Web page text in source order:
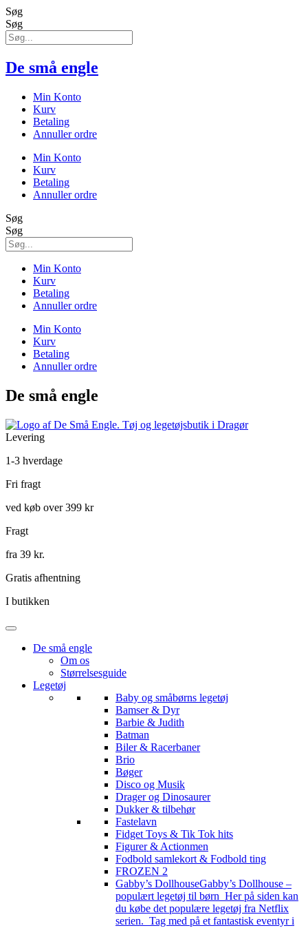
Søg
Søg
De små engle
Min Konto
Kurv
Betaling
Annuller ordre
Min Konto
Kurv
Betaling
Annuller ordre
Søg
Søg
Min Konto
Kurv
Betaling
Annuller ordre
Min Konto
Kurv
Betaling
Annuller ordre
De små engle
Levering
1-3 hverdage
Fri fragt
ved køb over 399 kr
Fragt
fra 39 kr.
Gratis afhentning
I butikken
De små engle
Om os
Størrelsesguide
Legetøj
Baby og småbørns legetøj
Bamser & Dyr
Barbie & Judith
Batman
Biler & Racerbaner
Brio
Bøger
Disco og Musik
Drager og Dinosaurer
Dukker & tilbehør
Fastelavn
Fidget Toys & Tik Tok hits
Figurer & Actionmen
Fodbold samlekort & Fodbold ting
FROZEN 2
Gabby’s DollhouseGabby’s Dollhouse –
populært legetøj til børn Her på siden kan
du købe det populære legetøj fra Netflix
serien. Tag med på et fantastisk eventyr i